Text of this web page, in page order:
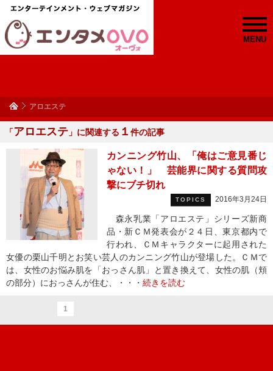
MENU
アロエステ
「アロエステ 」に関連する １ 件の記事
カンニング竹山、「俺はご意見番じ
ゃない！」 芸能界に関する質問攻
撃にブチ切れ
TOPICS 2016年3月24日
森永乳業「アロエステ」シリーズ新商
品・新ＣＭ発表会が２４日、東京都内で
行われ、ＣＭキャラクターに起用された
女優の栗山千明とお笑い芸人のカンニング竹山が登場した。ＣＭで
は、女性のお悩み肌を「おっさん肌」と置き換えて、女性の肌（頬
の部分）におっさんが住む、・・・ 続きを読む
1